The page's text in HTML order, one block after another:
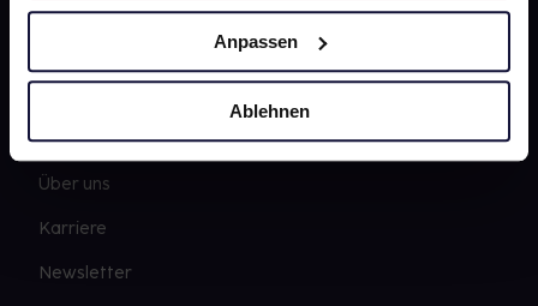
Anpassen
Ablehnen
Widerrufsformular
Über uns
Karriere
Newsletter